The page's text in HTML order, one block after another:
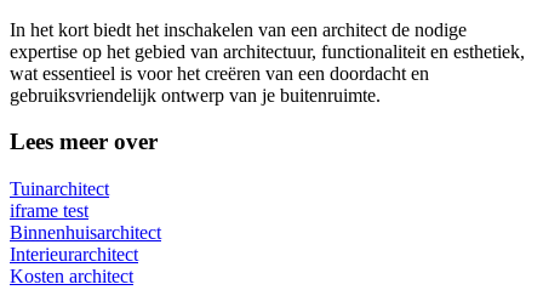
In het kort biedt het inschakelen van een architect de nodige
expertise op het gebied van architectuur, functionaliteit en esthetiek,
wat essentieel is voor het creëren van een doordacht en
gebruiksvriendelijk ontwerp van je buitenruimte.
Lees meer over
Tuinarchitect
iframe test
Binnenhuisarchitect
Interieurarchitect
Kosten architect